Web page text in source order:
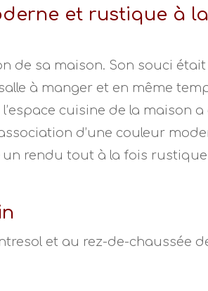
et rustique à la
de sa maison. Son souci
à manger et en même
cuisine de la maison a
d’une couleur
un rendu tout à la fois
et au rez-de-chaussée